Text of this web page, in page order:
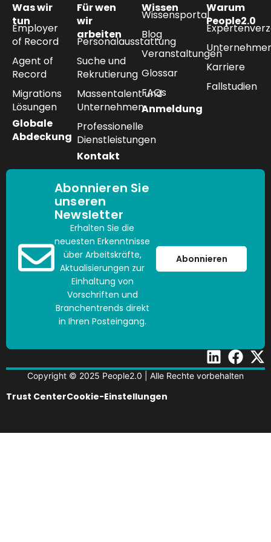
Was wir
tun
Employer
of Record
Agent of
Record
Migrations
Lösungen
Globale
Abdeckung
Für wen
wir
arbeiten
Personalausstattung
Suche und
Rekrutierung
Massentalent und
Unternehmen
Professionelle
Dienstleistungen
Kontakt
Wissen
Wissensportal
Blog
Veranstaltungen
Glossar
FAQs
Anmeldung
Warum
People2.0
Karriere
Fallstudien
Abonnieren Sie
unseren
Newsletter
Erhalten Sie die
neuesten Erkenntnisse
über Arbeitskräfte,
Aktualisierungen zur
Einhaltung von
Vorschriften und
Branchentrends direkt
in Ihren Posteingang.
Abonnieren
Copyright © 2025 People2.0 | Alle Rechte vorbehalten
Trust CenterCookie-Einstellungen